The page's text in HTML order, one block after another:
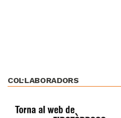
COL·LABORADORS